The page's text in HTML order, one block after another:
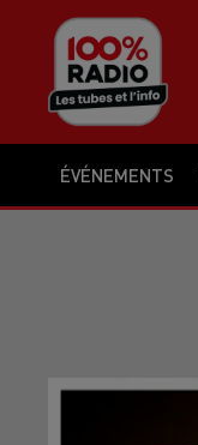
ÉVÉNEMENTS